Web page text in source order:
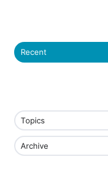
Recent
Topics
Archive